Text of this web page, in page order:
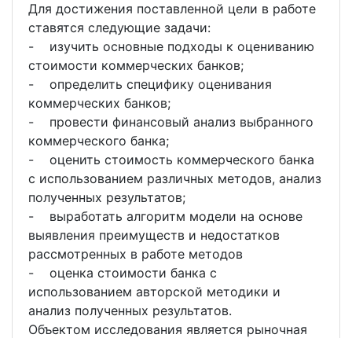
Для достижения поставленной цели в работе
ставятся следующие задачи:
- изучить основные подходы к оцениванию
стоимости коммерческих банков;
- определить специфику оценивания
коммерческих банков;
- провести финансовый анализ выбранного
коммерческого банка;
- оценить стоимость коммерческого банка
с использованием различных методов, анализ
полученных результатов;
- выработать алгоритм модели на основе
выявления преимуществ и недостатков
рассмотренных в работе методов
- оценка стоимости банка с
использованием авторской методики и
анализ полученных результатов.
Объектом исследования является рыночная